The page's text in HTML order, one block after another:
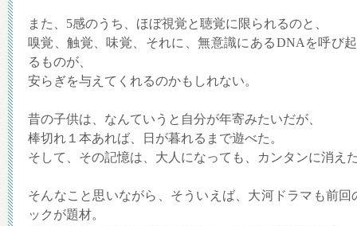
また、5感のうち、ほぼ視覚と聴覚に限られるのと、
嗅覚、触覚、味覚、それに、無意識にあるDNAを呼び
るものが、
安らぎを与えてくれるのかもしれない。
昔の子供は、なんていうと自分が年寄みたいだが、
棒切れ１本あれば、日が暮れるまで遊べた。
そして、その記憶は、大人になっても、カンタンに消え
そんなこと思いながら、そういえば、大河ドラマも前回
ックが題材。